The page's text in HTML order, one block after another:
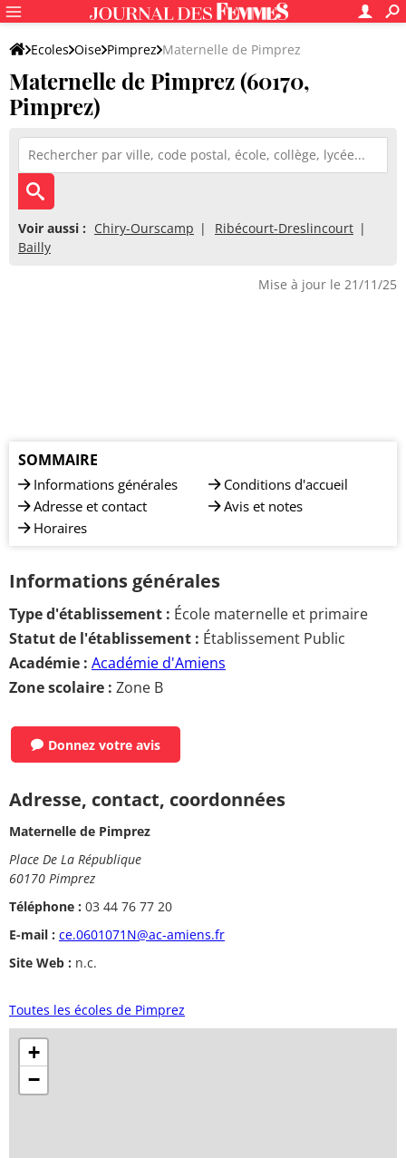
Ecoles Oise Pimprez Maternelle de Pimprez
Maternelle de Pimprez (60170,
Pimprez)
Voir aussi : Chiry-Ourscamp
Ribécourt-Dreslincourt
Bailly
Mise à jour le 21/11/25
SOMMAIRE
Informations générales
Adresse et contact
Horaires
Conditions d'accueil
Avis et notes
Informations générales
Type d'établissement : École maternelle et primaire
Statut de l'établissement : Établissement Public
Académie : Académie d'Amiens
Zone scolaire : Zone B
Donnez votre avis
Adresse, contact, coordonnées
Maternelle de Pimprez
Place De La République
60170 Pimprez
Téléphone : 03 44 76 77 20
E-mail : ce.0601071N@ac-amiens.fr
Site Web : n.c.
Toutes les écoles de Pimprez
+
−